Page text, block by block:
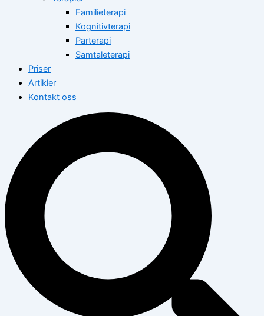
Familieterapi
Kognitivterapi
Parterapi
Samtaleterapi
Priser
Artikler
Kontakt oss